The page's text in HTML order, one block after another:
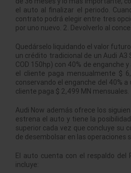
el auto al finalizar el periodo.
contrato podrá elegir entre tres
por uno nuevo. 2. Devolverlo al
Quedárselo liquidando el valor
un crédito tradicional de un Audi A3
COD 150hp) con 40% de enganche
el cliente paga mensualmente $
conservando el enganche del 40%
cliente paga $ 2,499 MN mensuales.
Audi Now además ofrece los
estrena el auto y tiene la
superior cada vez que concluye su
de desembolsar en las operaciones
El auto cuenta con el respaldo del
incluye: